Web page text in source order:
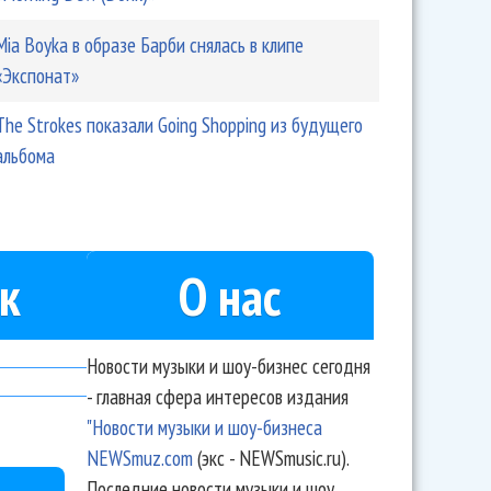
Boyka в образе Барби снялась в клипе
Strokes показали Going Shopping из будущего
О нас
Новости музыки и шоу-бизнес сегодня
- главная сфера интересов издания
"Новости музыки и шоу-бизнеса
NEWSmuz.com(экс - NEWSmusic.ru).